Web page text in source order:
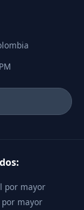
por mayor
por mayor